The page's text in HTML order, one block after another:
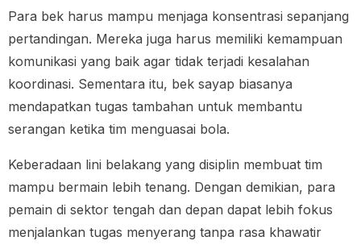
Para bek harus mampu menjaga konsentrasi sepanjang
pertandingan. Mereka juga harus memiliki kemampuan
komunikasi yang baik agar tidak terjadi kesalahan
koordinasi. Sementara itu, bek sayap biasanya
mendapatkan tugas tambahan untuk membantu
serangan ketika tim menguasai bola.
Keberadaan lini belakang yang disiplin membuat tim
mampu bermain lebih tenang. Dengan demikian, para
pemain di sektor tengah dan depan dapat lebih fokus
menjalankan tugas menyerang tanpa rasa khawatir